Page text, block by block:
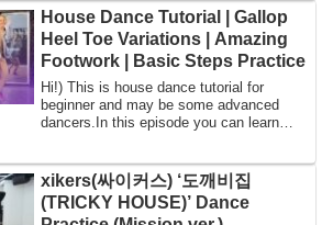
House Dance Tutorial | Gallop
Heel Toe Variations | Amazing
Footwork | Basic Steps Practice
Hi!) This is house dance tutorial for
beginner and may be some advanced
dancers.In this episode you can learn
xikers(싸이커스) ‘도깨비집
(TRICKY HOUSE)’ Dance